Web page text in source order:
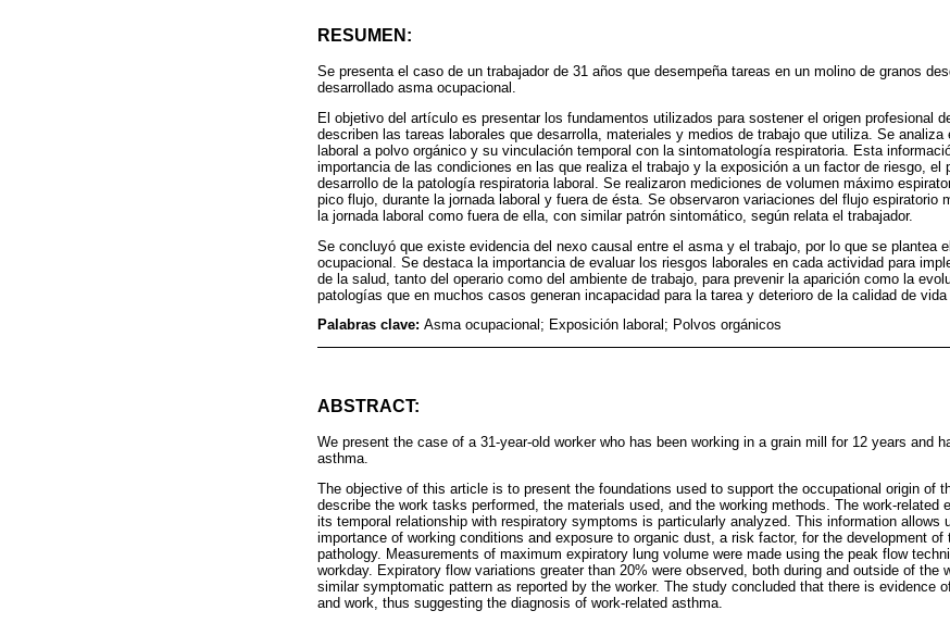
RESUMEN:
Se presenta el caso de un trabajador de 31 años que desempeña tareas en un molino de granos
desarrollado asma ocupacional.
El objetivo del artículo es presentar los fundamentos utilizados para sostener el origen profesional
describen las tareas laborales que desarrolla, materiales y medios de trabajo que utiliza. Se
laboral a polvo orgánico y su vinculación temporal con la sintomatología respiratoria. Esta
importancia de las condiciones en las que realiza el trabajo y la exposición a un factor de riesgo, el
desarrollo de la patología respiratoria laboral. Se realizaron mediciones de volumen máximo
pico flujo, durante la jornada laboral y fuera de ésta. Se observaron variaciones del flujo espiratorio
la jornada laboral como fuera de ella, con similar patrón sintomático, según relata el trabajador.
Se concluyó que existe evidencia del nexo causal entre el asma y el trabajo, por lo que se plantea
ocupacional. Se destaca la importancia de evaluar los riesgos laborales en cada actividad para
de la salud, tanto del operario como del ambiente de trabajo, para prevenir la aparición como la
patologías que en muchos casos generan incapacidad para la tarea y deterioro de la calidad de vida
Palabras clave: Asma ocupacional; Exposición laboral; Polvos orgánicos
ABSTRACT:
We present the case of a 31-year-old worker who has been working in a grain mill for 12 years and
asthma.
The objective of this article is to present the foundations used to support the occupational origin of
describe the work tasks performed, the materials used, and the working methods. The work-related
its temporal relationship with respiratory symptoms is particularly analyzed. This information allows
importance of working conditions and exposure to organic dust, a risk factor, for the development of
pathology. Measurements of maximum expiratory lung volume were made using the peak flow
workday. Expiratory flow variations greater than 20% were observed, both during and outside of the
similar symptomatic pattern as reported by the worker. The study concluded that there is evidence
and work, thus suggesting the diagnosis of work-related asthma.